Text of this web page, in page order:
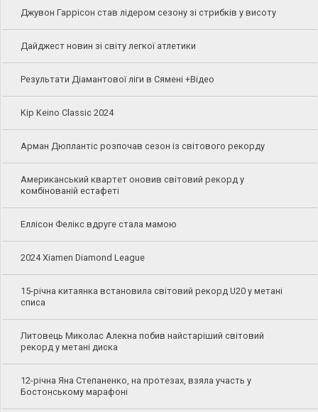
Джувон Гаррісон став лідером сезону зі стрибків у висоту
Дайджест новин зі світу легкої атлетики
Результати Діамантової ліги в Сямені +Відео
Kip Keino Classic 2024
Арман Дюплантіс розпочав сезон із світового рекорду
Американський квартет оновив світовий рекорд у
комбінованій естафеті
Еллісон Фелікс вдруге стала мамою
2024 Xiamen Diamond League
15-річна китаянка встановила світовий рекорд U20 у метані
списа
Литовець Миколас Алекна побив найстаріший світовий
рекорд у метані диска
12-річна Яна Степаненко, на протезах, взяла участь у
Бостонському марафоні